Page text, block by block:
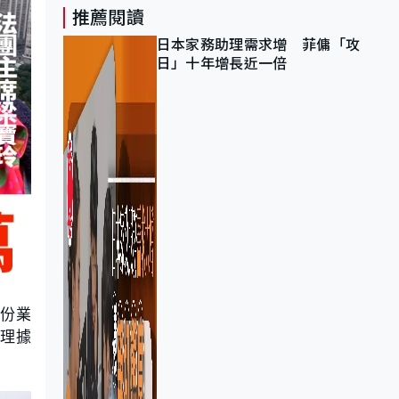
業
據
推薦閱讀
日本家務助理需求增 菲傭「攻
日」十年增長近一倍